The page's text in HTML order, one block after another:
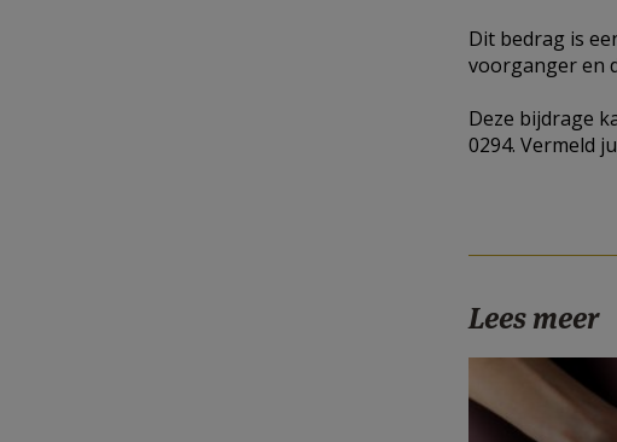
Dit bedrag is
voorganger en
Deze bijdrage
0294. Vermeld
Lees meer